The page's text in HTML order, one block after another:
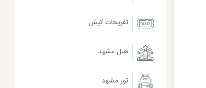
تفریحات کیش
هتل مشهد
تور مشهد